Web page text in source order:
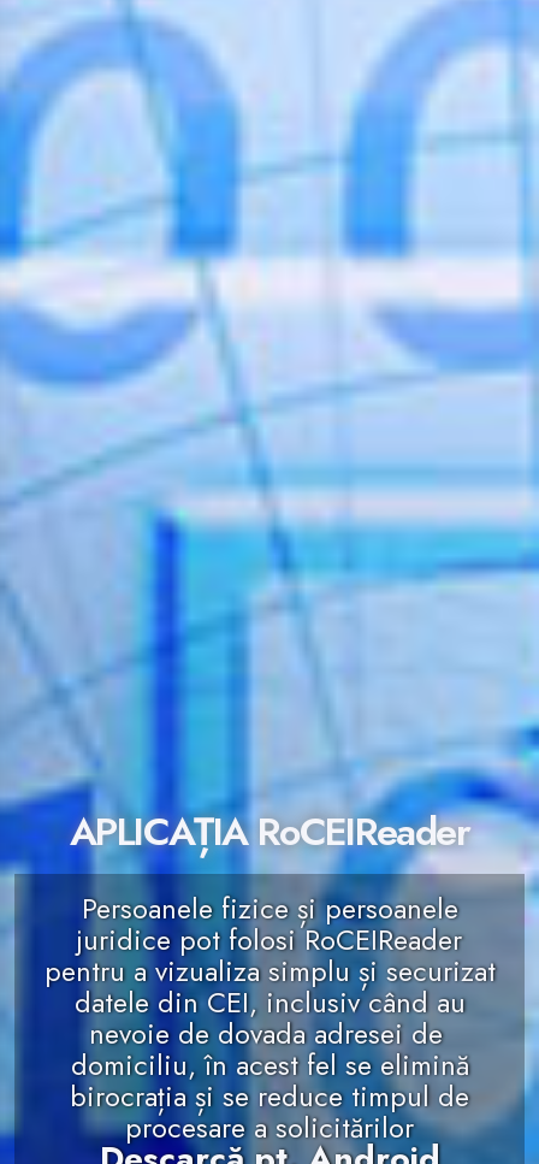
APLICAȚIA RoCEIReader
Persoanele fizice și persoanele
juridice pot folosi RoCEIReader
pentru a vizualiza simplu și securizat
datele din CEI, inclusiv când au
nevoie de dovada adresei de
domiciliu, în acest fel se elimină
birocrația și se reduce timpul de
procesare a solicitărilor